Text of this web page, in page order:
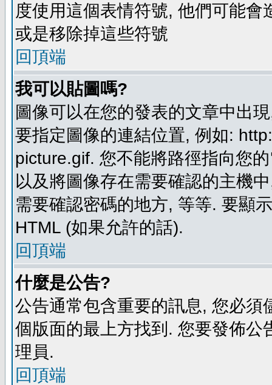
度使用這個表情符號, 他們可能
或是移除掉這些符號
回頂端
我可以貼圖嗎?
圖像可以在您的發表的文章中出
要指定圖像的連結位置, 例如:
picture.gif. 您不能將路徑指向您
以及將圖像存在需要確認的主機
需要確認密碼的地方, 等等. 要顯
HTML (如果允許的話).
回頂端
什麼是公告?
公告通常包含重要的訊息, 您必
個版面的最上方找到. 您要發佈
理員.
回頂端